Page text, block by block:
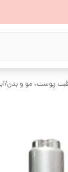
پوست، مو و بدن/